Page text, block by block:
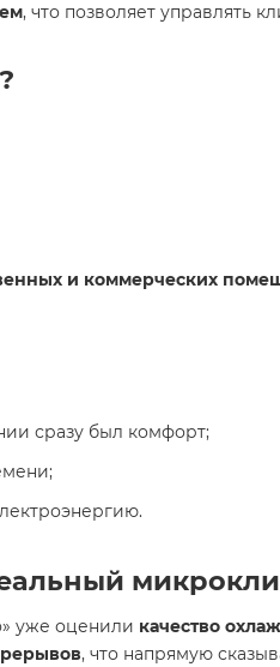
, что позволяет управлять
и коммерческих
сразу был комфорт;
уже оценили качество
, что напрямую